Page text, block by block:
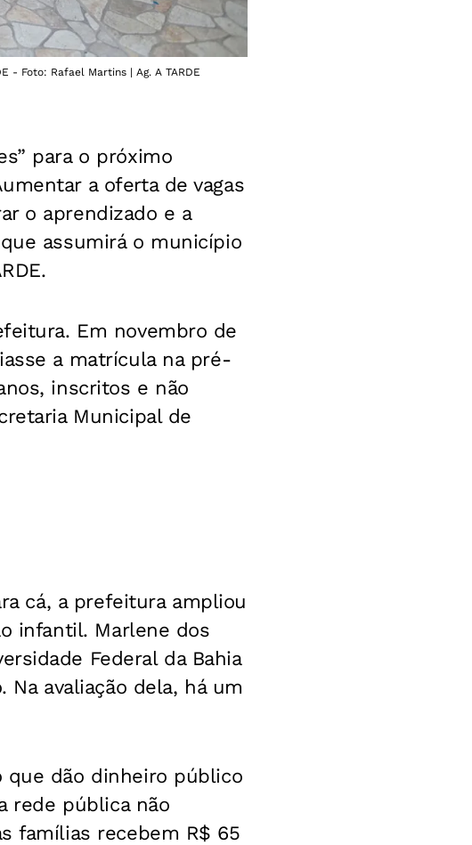
- Foto: Rafael Martins | Ag. A TARDE
para o próximo
a oferta de vagas
o aprendizado e a
assumirá o município
Em novembro de
a matrícula na pré-
inscritos e não
Municipal de
cá, a prefeitura ampliou
infantil. Marlene dos
Federal da Bahia
avaliação dela, há um
que dão dinheiro público
rede pública não
famílias recebem R$ 65